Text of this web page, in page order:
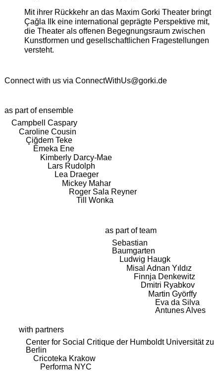
Mit ihrer Rückkehr an das Maxim Gorki Theater bringt
Çağla Ilk eine international geprägte Perspektive mit,
die Theater als offenen Begegnungsraum zwischen
Kunstformen und gesellschaftlichen Fragestellungen
versteht.
Connect with us via ConnectWithUs@gorki.de
as part of ensemble
Campbell Caspary
Caroline Cousin
Çiğdem Teke
Emeka Ene
Kimberly Darcy-Mae
Lars Rudolph
Lea Draeger
Mickey Mahar
Roger Sala Reyner
Till Wonka
as part of team
Sebastian
Baumgarten
Ludwig Haugk
Misal Adnan Yıldız
Finnja Denkewitz
Dmitri Ryabkov
Martin Györffy
Eva da Silva
Antunes Alves
with partners
Center for Social Critique der Humboldt Universität zu
Berlin
Cricoteka Krakow
Performa NYC